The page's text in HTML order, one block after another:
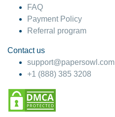
FAQ
Payment Policy
Referral program
Contact us
support@papersowl.com
+1 (888) 385 3208